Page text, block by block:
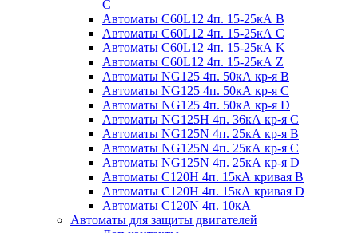
С
Автоматы C60L12 4п. 15-25кА B
Автоматы C60L12 4п. 15-25кА C
Автоматы C60L12 4п. 15-25кА K
Автоматы C60L12 4п. 15-25кА Z
Автоматы NG125 4п. 50кА кр-я B
Автоматы NG125 4п. 50кА кр-я C
Автоматы NG125 4п. 50кА кр-я D
Автоматы NG125H 4п. 36кА кр-я C
Автоматы NG125N 4п. 25кА кр-я B
Автоматы NG125N 4п. 25кА кр-я C
Автоматы NG125N 4п. 25кА кр-я D
Автоматы С120H 4п. 15кА кривая B
Автоматы С120H 4п. 15кА кривая D
Автоматы С120N 4п. 10кА
Автоматы для защиты двигателей